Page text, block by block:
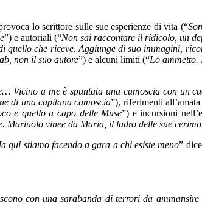
lo scrittore sulle sue esperienze di vita (“
”) e autoriali (“Non sai raccontare il ridicolo, un
quello che riceve. Aggiunge di suo immagini,
non il suo autore”) e alcuni limiti (“Lo ammetto.
a me è spuntata una camoscia con un
di una capitana camoscia”), riferimenti
e quello a capo delle Muse”) e incursioni
Mariuolo vinee da Maria, il ladro delle sue
qui stiamo facendo a gara a chi esiste meno”
con una sarabanda di terrori da